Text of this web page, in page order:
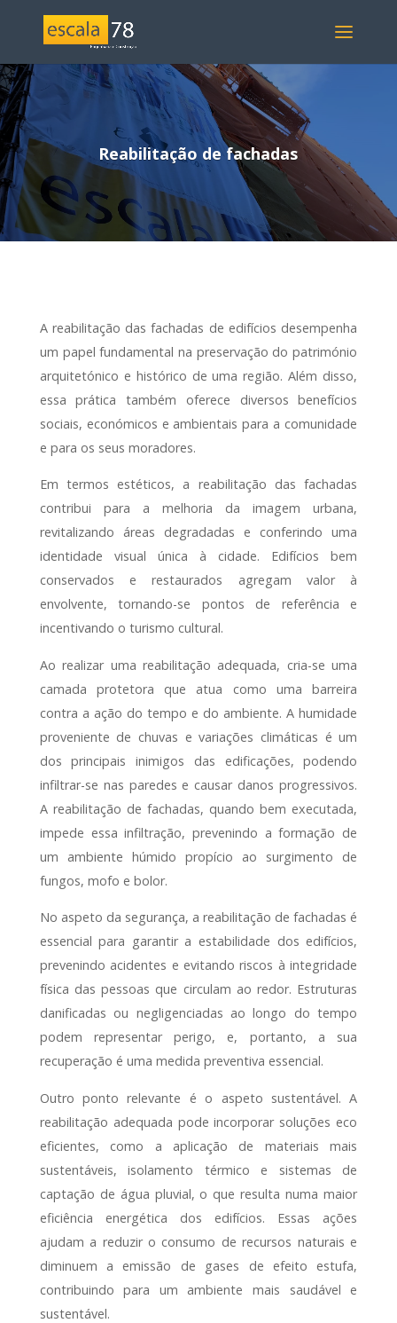
Reabilitação de fachadas
A reabilitação das fachadas de edifícios desempenha
um papel fundamental na preservação do património
arquitetónico e histórico de uma região. Além disso,
essa prática também oferece diversos benefícios
sociais, económicos e ambientais para a comunidade
e para os seus moradores.
Em termos estéticos, a reabilitação das fachadas
contribui para a melhoria da imagem urbana,
revitalizando áreas degradadas e conferindo uma
identidade visual única à cidade. Edifícios bem
conservados e restaurados agregam valor à
envolvente, tornando-se pontos de referência e
incentivando o turismo cultural.
Ao realizar uma reabilitação adequada, cria-se uma
camada protetora que atua como uma barreira
contra a ação do tempo e do ambiente. A humidade
proveniente de chuvas e variações climáticas é um
dos principais inimigos das edificações, podendo
infiltrar-se nas paredes e causar danos progressivos.
A reabilitação de fachadas, quando bem executada,
impede essa infiltração, prevenindo a formação de
um ambiente húmido propício ao surgimento de
fungos, mofo e bolor.
No aspeto da segurança, a reabilitação de fachadas é
essencial para garantir a estabilidade dos edifícios,
prevenindo acidentes e evitando riscos à integridade
física das pessoas que circulam ao redor. Estruturas
danificadas ou negligenciadas ao longo do tempo
podem representar perigo, e, portanto, a sua
recuperação é uma medida preventiva essencial.
Outro ponto relevante é o aspeto sustentável. A
reabilitação adequada pode incorporar soluções eco
eficientes, como a aplicação de materiais mais
sustentáveis, isolamento térmico e sistemas de
captação de água pluvial, o que resulta numa maior
eficiência energética dos edifícios. Essas ações
ajudam a reduzir o consumo de recursos naturais e
diminuem a emissão de gases de efeito estufa,
contribuindo para um ambiente mais saudável e
sustentável.